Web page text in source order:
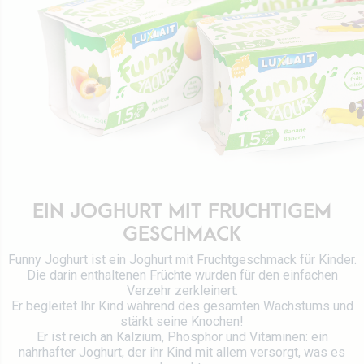
Werte
Direktion
Stellenangebot
Rezepte
Zertifizierungen
Kontaktieren Sie uns
EIN JOGHURT MIT FRUCHTIGEM
GESCHMACK
Funny Joghurt ist ein Joghurt mit Fruchtgeschmack für Kinder.
Die darin enthaltenen Früchte wurden für den einfachen
Verzehr zerkleinert.
Er begleitet Ihr Kind während des gesamten Wachstums und
stärkt seine Knochen!
Er ist reich an Kalzium, Phosphor und Vitaminen: ein
nahrhafter Joghurt, der ihr Kind mit allem versorgt, was es